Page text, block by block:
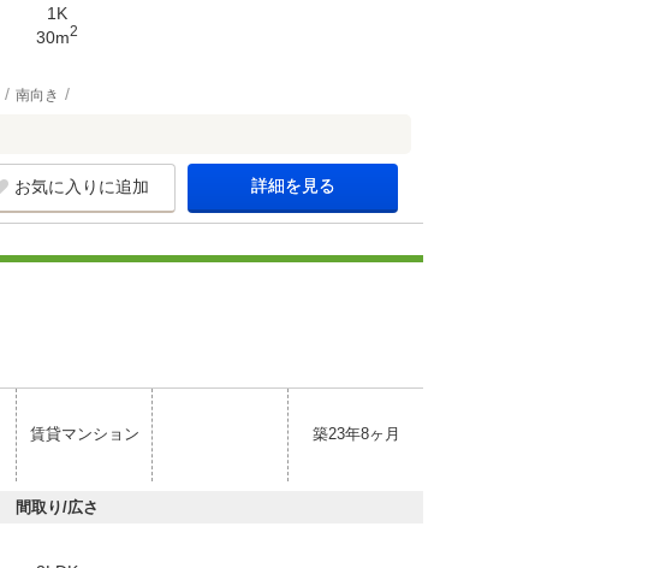
1K
30m2
南向き
お気に入りに追加 詳細を見る
賃貸マンション 築23年8ヶ月
間取り/広さ